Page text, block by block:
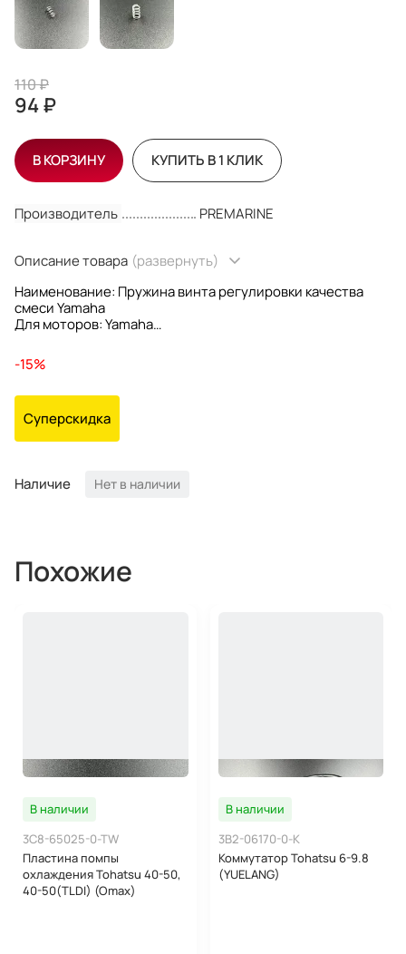
Производитель PREMARINE
Описание товара (развернуть)
Наименование: Пружина винта регулировки качества
смеси Yamaha
Для моторов: Yamaha
Производитель: PREMARINE
-15%
Суперскидка
Наличие Нет в наличии
110 ₽
94 ₽
В КОРЗИНУ КУПИТЬ В 1 КЛИК
Похожие
В наличии
3C8-65025-0-TW
Пластина помпы
охлаждения Tohatsu 40-50,
40-50(TLDI) (Omax)
В наличии
3B2-06170-0-K
Коммутатор Tohatsu 6-9.8
(YUELANG)